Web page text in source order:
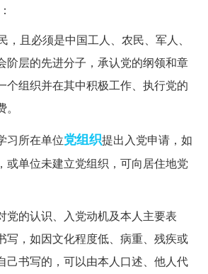
，且必须是中国工人、农民、军人、
阶层的先进分子，承认党的纲领和章
个组织并在其中积极工作、执行党的
习所在单位党组织提出入党申请，如
或单位未建立党组织，可向居住地党
党的认识、入党动机及本人主要表
写，如因文化程度低、病重、残疾或
己书写的，可以由本人口述、他人代